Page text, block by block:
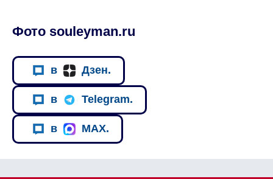
Фото souleyman.ru
в Дзен.
в Telegram.
в MAX.